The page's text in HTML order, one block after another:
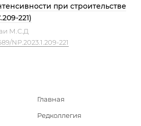
при строительстве
221)
М.С.Д
NP.2023.1.209-221
Главная
Редколлегия